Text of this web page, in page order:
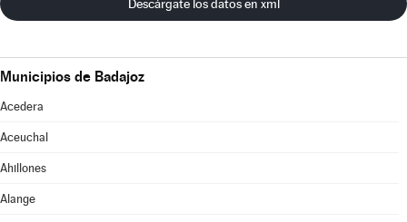
Descárgate los datos en xml
Municipios de Badajoz
Acedera
Aceuchal
Ahillones
Alange